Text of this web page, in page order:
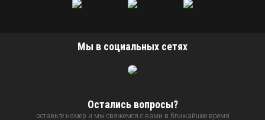
Мы в социальных сетях
Остались вопросы?
оставьте номер и мы свяжемся с вами в ближайшее время